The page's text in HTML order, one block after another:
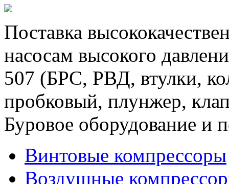
Поставка
насосам высокого
507 (БРС, РВД, втулки,
пробковый, плунжер,
Буровое оборудование и
Винтовые компрессоры
Воздушные